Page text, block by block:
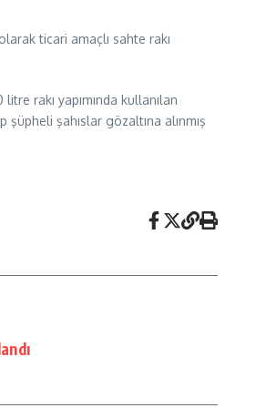
ticari amaçlı sahte rakı
rakı yapımında kullanılan
şahıslar gözaltına alınmış